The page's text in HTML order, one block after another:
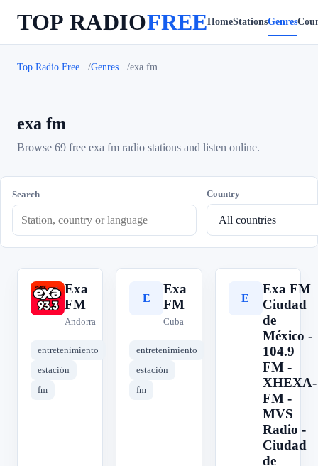
TOP RADIOFREEHomeStationsGenres
Top Radio Free Genres exa fm
exa fm
Browse 69 free exa fm radio stations and listen online.
Search Country
E
Exa
FM
Andorra
entretenimiento
estación
fm
E
Exa
FM
Cuba
entretenimiento
estación
fm
E
Exa FM
Ciudad
de
México -
104.9
FM -
XHEXA-
FM -
MVS
Radio -
Ciudad
de